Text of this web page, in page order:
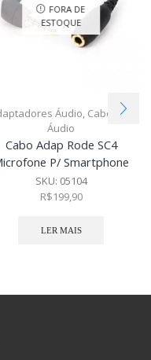
FORA DE
ESTOQUE
Áudio, Cabos de
Áudio
Cabo Adap Rode SC4
P/ Smartphone
SKU: 05104
R$199,90
LER MAIS